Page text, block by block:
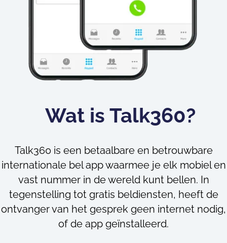
Wat is Talk360?
Talk360 is een betaalbare en betrouwbare
internationale bel app waarmee je elk mobiel en
vast nummer in de wereld kunt bellen. In
tegenstelling tot gratis beldiensten, heeft de
ontvanger van het gesprek geen internet nodig,
of de app geïnstalleerd.